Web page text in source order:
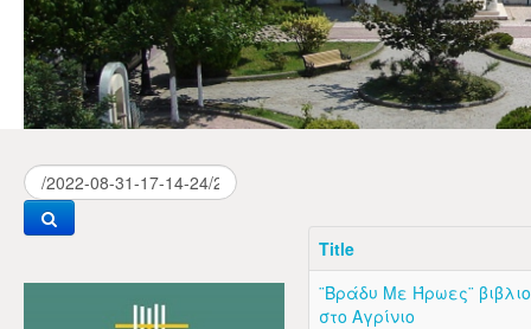
Title
¨Βράδυ Με Ήρωες¨
στο Αγρίνιο